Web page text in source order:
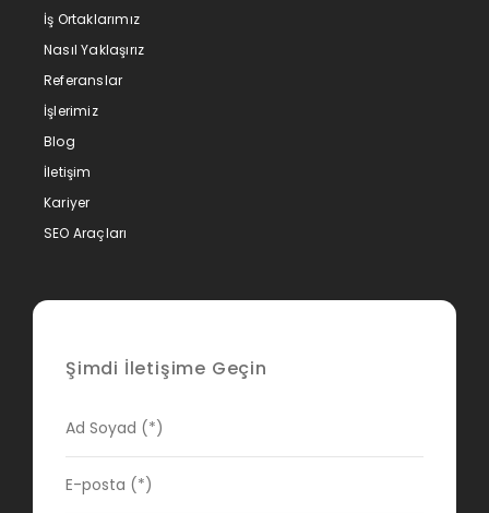
İş Ortaklarımız
Nasıl Yaklaşırız
Referanslar
İşlerimiz
Blog
İletişim
Kariyer
SEO Araçları
Şimdi İletişime Geçin